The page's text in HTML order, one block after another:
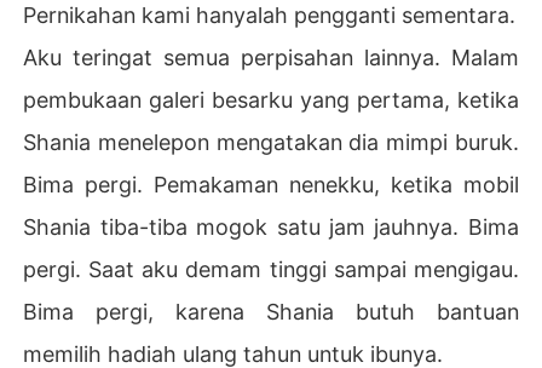
Pernikahan kami hanyalah pengganti sementara.
Aku teringat semua perpisahan lainnya. Malam
pembukaan galeri besarku yang pertama, ketika
Shania menelepon mengatakan dia mimpi buruk.
Bima pergi. Pemakaman nenekku, ketika mobil
Shania tiba-tiba mogok satu jam jauhnya. Bima
pergi. Saat aku demam tinggi sampai mengigau.
Bima pergi, karena Shania butuh bantuan
memilih hadiah ulang tahun untuk ibunya.